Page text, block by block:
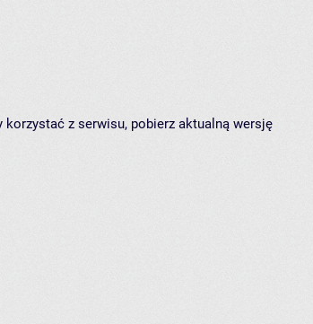
korzystać z serwisu, pobierz aktualną wersję